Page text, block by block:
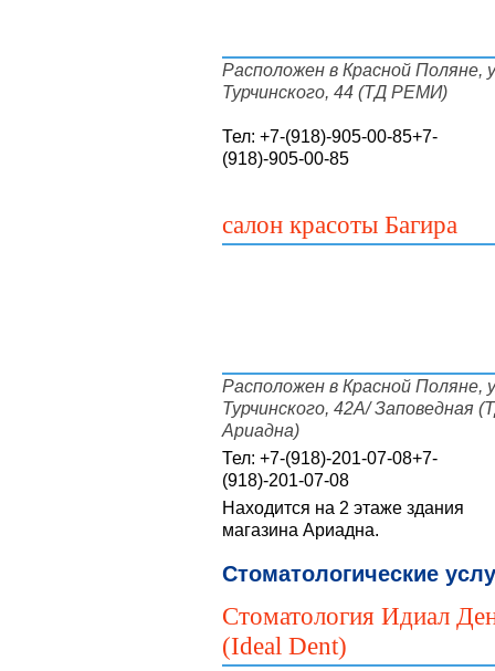
Расположен в Красной Поляне,
Турчинского, 44 (ТД РЕМИ)
Тел: +7-(918)-905-00-85+7-
(918)-905-00-85
салон красоты Багира
Расположен в Красной Поляне,
Турчинского, 42А/ Заповедная
Ариадна)
Тел: +7-(918)-201-07-08+7-
(918)-201-07-08
Находится на 2 этаже здания
магазина Ариадна.
Стоматологические
Стоматология Идиал
(Ideal Dent)